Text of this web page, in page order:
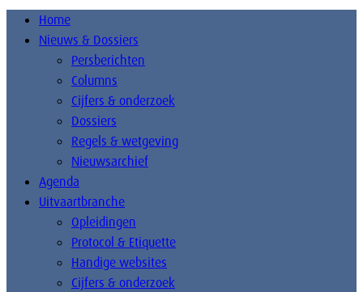
Home
Nieuws & Dossiers
Persberichten
Columns
Cijfers & onderzoek
Dossiers
Regels & wetgeving
Nieuwsarchief
Agenda
Uitvaartbranche
Opleidingen
Protocol & Etiquette
Handige websites
Cijfers & onderzoek